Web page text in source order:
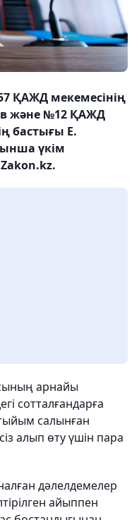
ҚАЖД мекемесінің
және №12 ҚАЖД
бастығы Е.
үкім
арнайы
сотталғандарға
салынған
алып өту үшін пара
дәлелдемелер
айыппен